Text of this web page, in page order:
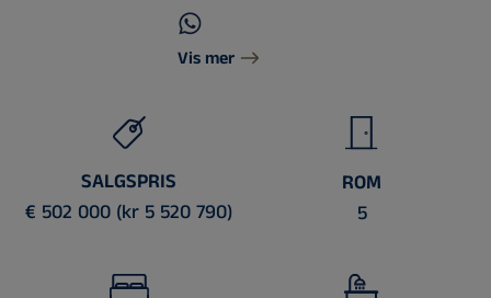
Vis mer
SALGSPRIS
€ 502 000 (kr 5 520 790)
ROM
5